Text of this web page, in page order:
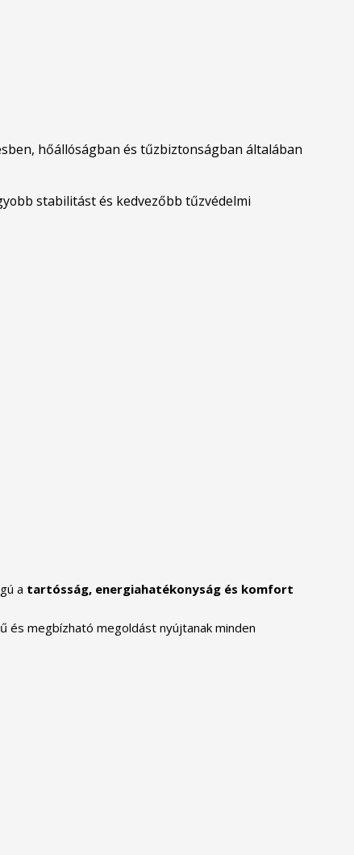
hőállóságban és tűzbiztonságban általában
stabilitást és kedvezőbb tűzvédelmi
a tartósság, energiahatékonyság és komfort
és megbízható megoldást nyújtanak minden